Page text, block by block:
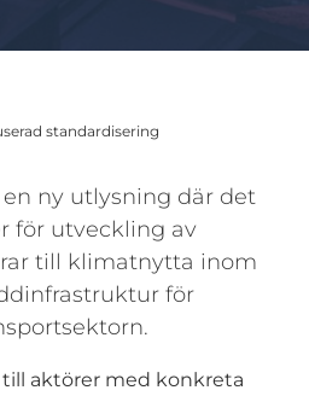
standardisering
ny utlysning där det
för utveckling av
till klimatnytta inom
för
aktörer med konkreta